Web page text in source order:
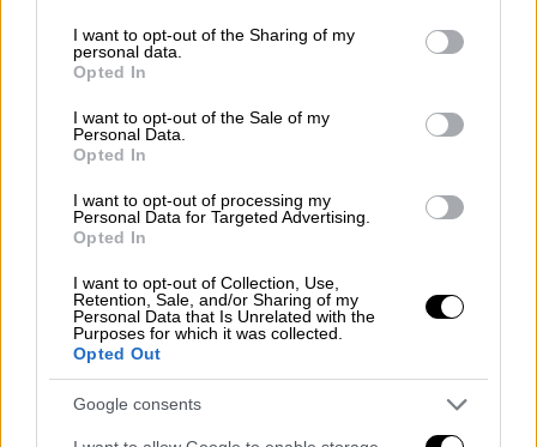
not limited to your visit or usage behaviour. You may click to
grant or deny consent to Google and its third-party tags to
use your data for below specified purposes in below Google
consent section.
I want to opt-out of the Sharing of my
personal data.
Opted In
I want to opt-out of the Sale of my
Personal Data.
Opted In
I want to opt-out of processing my
Personal Data for Targeted Advertising.
Opted In
I want to opt-out of Collection, Use,
Retention, Sale, and/or Sharing of my
Personal Data that Is Unrelated with the
Purposes for which it was collected.
Opted Out
Google consents
Οικονομία|13.05.2026 07:22
Fuel Pass 3: Πάνω από 2,5 εκατ. οι
Ποιο είναι το συνολικό ύψος της ενίσχυσης
που δόθηκε στους πολίτες